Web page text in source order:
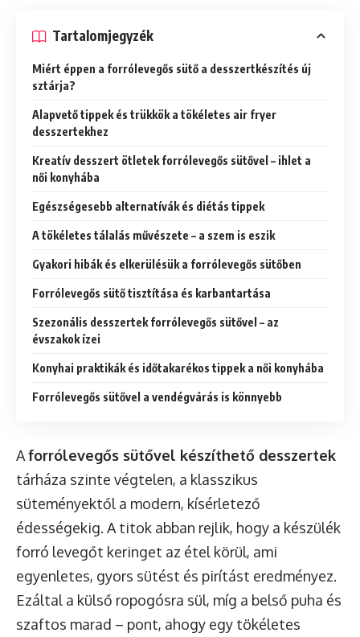
Tartalomjegyzék
Miért éppen a forrólevegős sütő a desszertkészítés új
sztárja?
Alapvető tippek és trükkök a tökéletes air fryer
desszertekhez
Kreatív desszert ötletek forrólevegős sütővel – ihlet a
női konyhába
Egészségesebb alternatívák és diétás tippek
A tökéletes tálalás művészete – a szem is eszik
Gyakori hibák és elkerülésük a forrólevegős sütőben
Forrólevegős sütő tisztítása és karbantartása
Szezonális desszertek forrólevegős sütővel – az
évszakok ízei
Konyhai praktikák és időtakarékos tippek a női konyhába
Forrólevegős sütővel a vendégvárás is könnyebb
Aforrólevegős sütővel készíthető desszertek
tárháza szinte végtelen, a klasszikus
süteményektől a modern, kísérletező
édességekig. A titok abban rejlik, hogy a készülék
forró levegőt keringet az étel körül, ami
egyenletes, gyors sütést és pirítást eredményez.
Ezáltal a külső ropogósra sül, míg a belső puha és
szaftos marad – pont, ahogy egy tökéletes